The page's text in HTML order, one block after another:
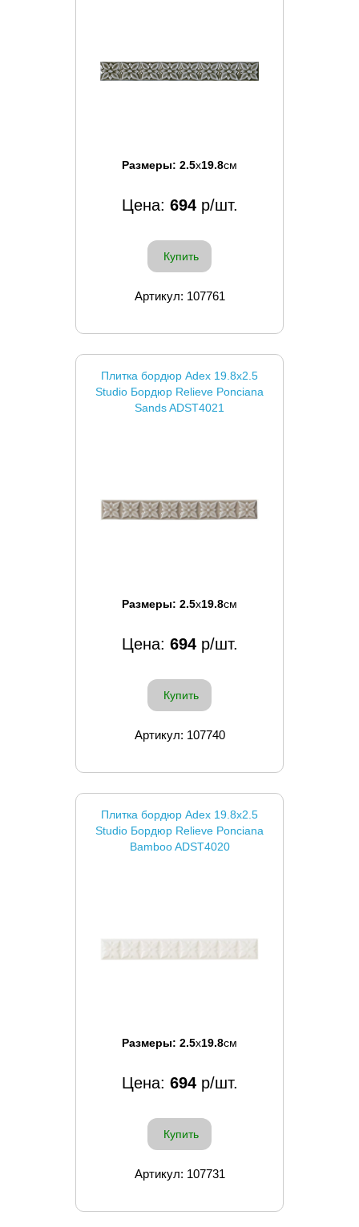
Размеры: 2.5x19.8см
Цена: 694р/шт.
Купить
Артикул: 107761
Плитка бордюр Adex 19.8x2.5
Studio Бордюр Relieve Ponciana
Sands ADST4021
Размеры: 2.5x19.8см
Цена: 694р/шт.
Купить
Артикул: 107740
Плитка бордюр Adex 19.8x2.5
Studio Бордюр Relieve Ponciana
Bamboo ADST4020
Размеры: 2.5x19.8см
Цена: 694р/шт.
Купить
Артикул: 107731